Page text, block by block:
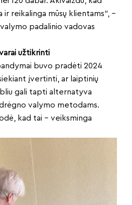
ir reikalinga mūsų klientams“, –
padalinio vadovas
užtikrinti
buvo pradėti 2024
įvertinti, ar laiptinių
gali tapti alternatyva
valymo metodams.
kad tai – veiksminga